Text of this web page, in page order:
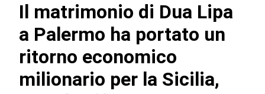
Il matrimonio di Dua Lipa
a Palermo ha portato un
ritorno economico
milionario per la Sicilia,